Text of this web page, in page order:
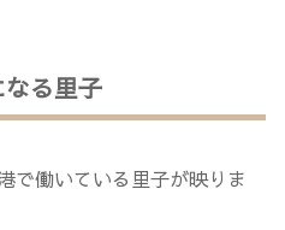
る里子
で働いている里子が映りま